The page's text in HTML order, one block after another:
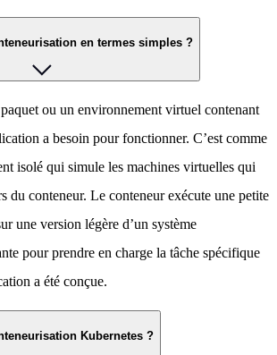
en termes simples ?
ou un environnement virtuel contenant
a besoin pour fonctionner. C’est comme
isolé qui simule les machines virtuelles qui
du conteneur. Le conteneur exécute une petite
une version légère d’un système
pour prendre en charge la tâche spécifique
a été conçue.
Kubernetes ?